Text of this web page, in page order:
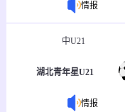
情报
中U21
湖北青年星U21
情报